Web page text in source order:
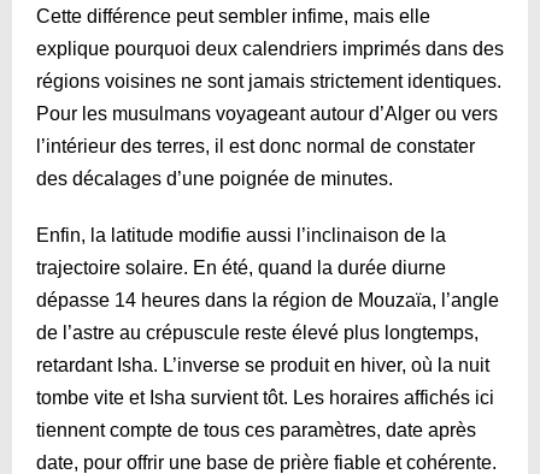
Cette différence peut sembler infime, mais elle
explique pourquoi deux calendriers imprimés dans des
régions voisines ne sont jamais strictement identiques.
Pour les musulmans voyageant autour d’Alger ou vers
l’intérieur des terres, il est donc normal de constater
des décalages d’une poignée de minutes.
Enfin, la latitude modifie aussi l’inclinaison de la
trajectoire solaire. En été, quand la durée diurne
dépasse 14 heures dans la région de Mouzaïa, l’angle
de l’astre au crépuscule reste élevé plus longtemps,
retardant Isha. L’inverse se produit en hiver, où la nuit
tombe vite et Isha survient tôt. Les horaires affichés ici
tiennent compte de tous ces paramètres, date après
date, pour offrir une base de prière fiable et cohérente.